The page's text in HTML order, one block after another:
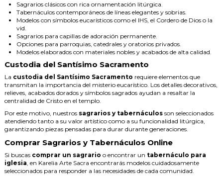
Sagrarios clásicos con rica ornamentación litúrgica.
Tabernáculos contemporáneos de líneas elegantes y sobrias.
Modelos con símbolos eucarísticos como el IHS, el Cordero de Dios o la
vid.
Sagrarios para capillas de adoración permanente.
Opciones para parroquias, catedrales y oratorios privados.
Modelos elaborados con materiales nobles y acabados de alta calidad.
Custodia del Santísimo Sacramento
La custodia del Santísimo Sacramento requiere elementos que
transmitan la importancia del misterio eucarístico. Los detalles decorativos,
relieves, acabados dorados y símbolos sagrados ayudan a resaltar la
centralidad de Cristo en el templo.
Por este motivo, nuestros sagrarios y tabernáculos son seleccionados
atendiendo tanto a su valor artístico como a su funcionalidad litúrgica,
garantizando piezas pensadas para durar durante generaciones.
Comprar Sagrarios y Tabernáculos Online
Si buscas comprar un sagrario o encontrar un tabernáculo para
iglesia , en Karelia Arte Sacra encontrarás modelos cuidadosamente
seleccionados para responder a las necesidades de cada comunidad.